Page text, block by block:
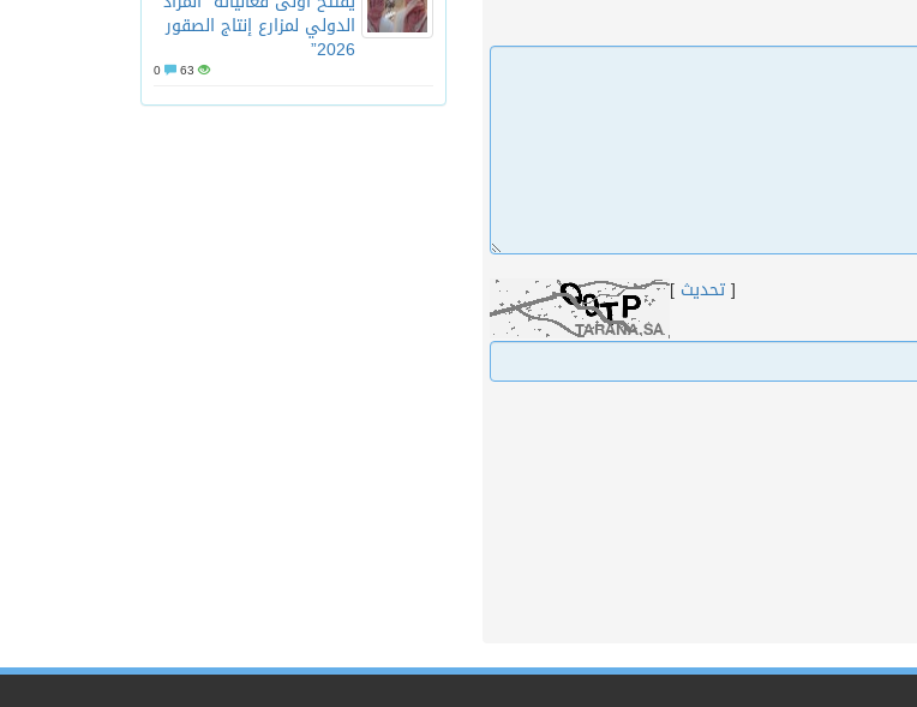
الدولي لمزارع إنتاج الصقور
2026”
63
[تحديث ]